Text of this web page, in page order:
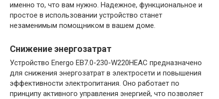
именно то, что вам нужно. Надежное, функциональное и
простое в использовании устройство станет
незаменимым помощником в вашем доме.
Снижение энергозатрат
Устройство Energo EB7.0-230-W220HЕAC предназначено
для снижения энергозатрат в электросети и повышения
эффективности электропитания. Оно работает по
принципу активного управления энергией, что позволяет